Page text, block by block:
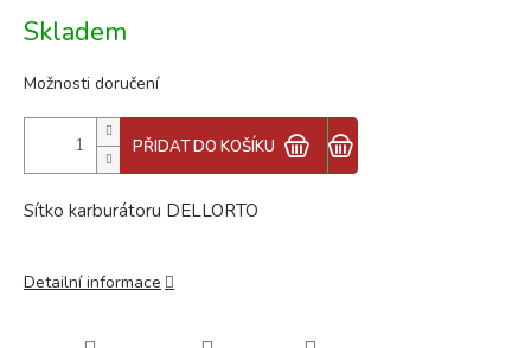
cena:
Skladem
Možnosti doručení
PŘIDAT DO KOŠÍKU
Sítko karburátoru DELLORTO
Detailní informace